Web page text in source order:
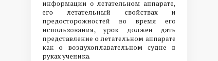
информации о летательном аппарате,
его летательный свойствах и
предосторожностей во время его
использования, урок должен дать
представление о летательном аппарате
как о воздухоплавательном судне в
руках ученика.